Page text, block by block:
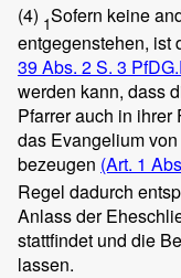
(4) 1Sofern keine
entgegenstehen, ist
39 Abs. 2 S. 3
werden kann, dass
Pfarrer auch in ihrer
das Evangelium
bezeugen (Art. 1
Regel dadurch
Anlass der
stattfindet und die
lassen.